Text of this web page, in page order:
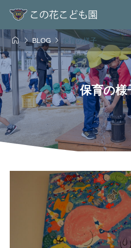
BLOG保育の様子
保育の様